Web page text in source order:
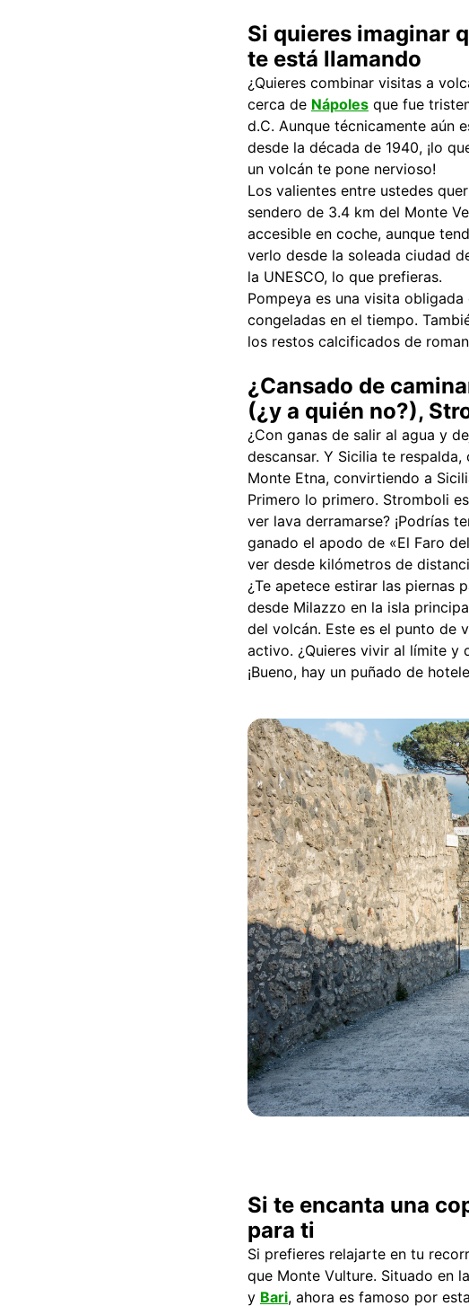
Si quieres imaginar
te está llamando
¿Quieres combinar visitas a
cerca de Nápoles que fue
d.C. Aunque técnicamente aún
desde la década de 1940, ¡lo
un volcán te pone nervioso!
Los valientes entre ustedes
sendero de 3.4 km del Monte
accesible en coche, aunque
verlo desde la soleada ciudad
la UNESCO, lo que prefieras.
Pompeya es una visita
congeladas en el tiempo.
los restos calcificados de
¿Cansado de
(¿y a quién no?),
¿Con ganas de salir al agua y
descansar. Y Sicilia te
Monte Etna, convirtiendo a
Primero lo primero. Stromboli
ver lava derramarse? ¡Podrías
ganado el apodo de «El Faro
ver desde kilómetros de
¿Te apetece estirar las piernas
desde Milazzo en la isla
del volcán. Este es el punto de
activo. ¿Quieres vivir al límite y
¡Bueno, hay un puñado de
Si te encanta una
para ti
Si prefieres relajarte en tu
que Monte Vulture. Situado en
y Bari, ahora es famoso por